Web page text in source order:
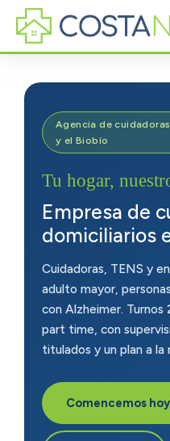
Servicios
Prestaciones
Contáctanos
+56
Agencia de
y el Biobío
Tu hogar,
Empresa de
domiciliarios
Cuidadoras, TENS y
adulto mayor,
con Alzheimer.
part time, con
titulados y un plan a
Comencemos hoy